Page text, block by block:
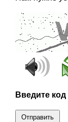
Введите код
Отправить